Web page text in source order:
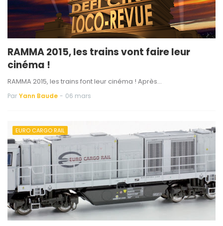
RAMMA 2015, les trains vont faire leur
cinéma !
RAMMA 2015, les trains font leur cinéma ! Après…
Par Yann Baude - 06 mars
EURO CARGO RAIL